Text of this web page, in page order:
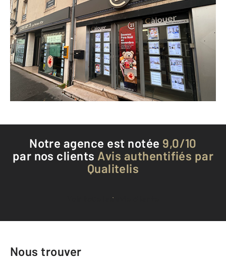
CENTURY 21 Les Portes d'Or
16 avenue Carnot
ST MAX - 54130
Envoyer un message
Téléphoner à l'agence
Notre agence est notée 9,0/10
par nos clients Avis authentifiés par
Qualitelis
Voir tous les avis clients
Nous trouver